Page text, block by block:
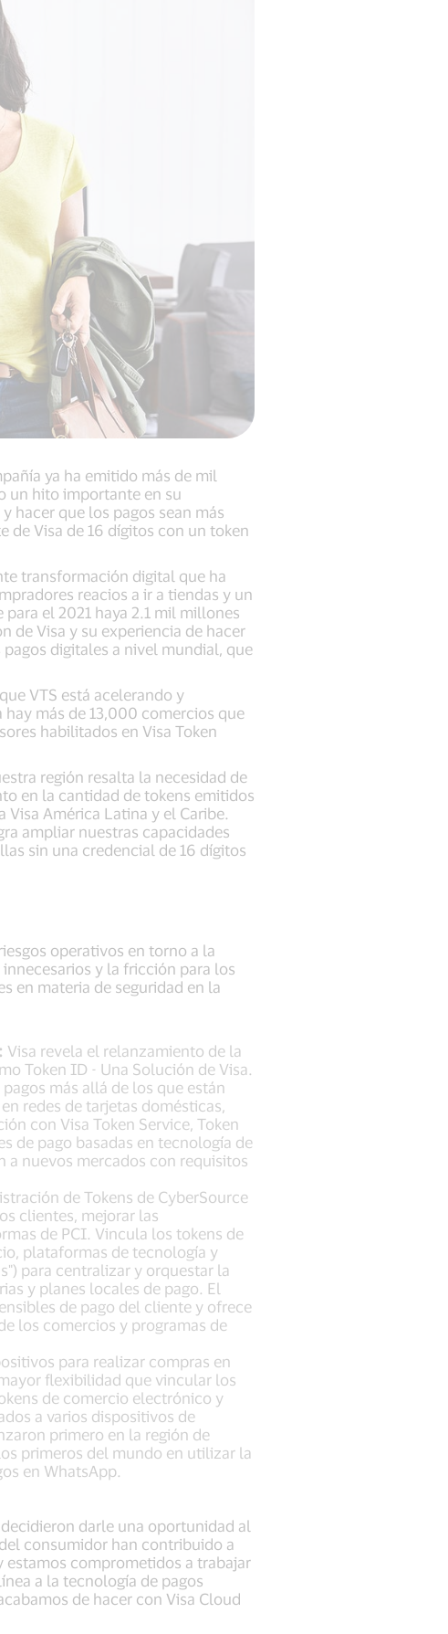
ya ha emitido más de mil
un hito importante en su
hacer que los pagos sean más
de Visa de 16 dígitos con un token
transformación digital que ha
reacios a ir a tiendas y un
para el 2021 haya 2.1 mil millones
de Visa y su experiencia de hacer
digitales a nivel mundial, que
VTS está acelerando y
más de 13,000 comercios que
habilitados en Visa Token
región resalta la necesidad de
en la cantidad de tokens emitidos
Visa América Latina y el Caribe.
ampliar nuestras capacidades
sin una credencial de 16 dígitos
operativos en torno a la
y la fricción para los
en materia de seguridad en la
Visa revela el relanzamiento de la
Token ID - Una Solución de Visa.
más allá de los que están
redes de tarjetas domésticas,
con Visa Token Service, Token
de pago basadas en tecnología de
a nuevos mercados con requisitos
de Tokens de CyberSource
clientes, mejorar las
de PCI. Vincula los tokens de
plataformas de tecnología y
para centralizar y orquestar la
y planes locales de pago. El
de pago del cliente y ofrece
los comercios y programas de
para realizar compras en
flexibilidad que vincular los
de comercio electrónico y
a varios dispositivos de
primero en la región de
primeros del mundo en utilizar la
en WhatsApp.
darle una oportunidad al
consumidor han contribuido a
estamos comprometidos a trabajar
a la tecnología de pagos
de hacer con Visa Cloud